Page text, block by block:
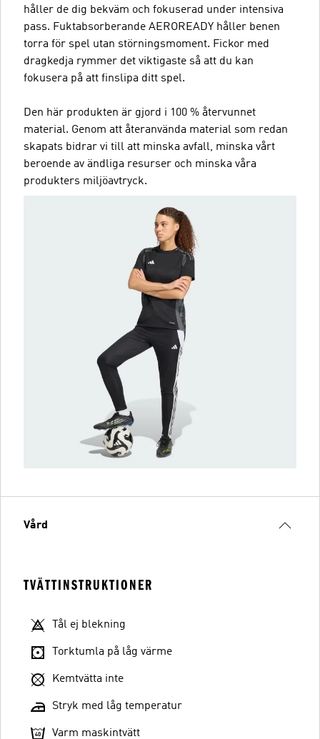
håller de dig bekväm och fokuserad under intensiva
pass. Fuktabsorberande AEROREADY håller benen
torra för spel utan störningsmoment. Fickor med
dragkedja rymmer det viktigaste så att du kan
fokusera på att finslipa ditt spel.
Den här produkten är gjord i 100 % återvunnet
material. Genom att återanvända material som redan
skapats bidrar vi till att minska avfall, minska vårt
beroende av ändliga resurser och minska våra
produkters miljöavtryck.
Vård
TVÄTTINSTRUKTIONER
Tål ej blekning
Torktumla på låg värme
Kemtvätta inte
Stryk med låg temperatur
Varm maskintvätt